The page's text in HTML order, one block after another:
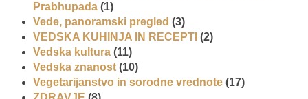
Prabhupada (1)
Vede, panoramski pregled (3)
VEDSKA KUHINJA IN RECEPTI (2)
Vedska kultura (11)
Vedska znanost (10)
Vegetarijanstvo in sorodne vrednote (17)